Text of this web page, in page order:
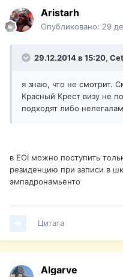
Aristarh
Опубликовано: 29
29.12.2014 в 15:20,
я знаю, что не смотрит.
Красный Крест визу не
подходят либо
в EOI можно поступить
резиденцию при записи в
эмпадронамьенто
Цитата
Algarve